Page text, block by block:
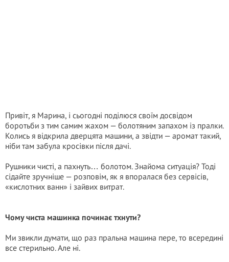
Привіт, я Марина, і сьогодні поділюся своїм досвідом
боротьби з тим самим жахом — болотяним запахом із пралки.
Колись я відкрила дверцята машини, а звідти — аромат такий,
ніби там забула кросівки після дачі.
Рушники чисті, а пахнуть… болотом. Знайома ситуація? Тоді
сідайте зручніше — розповім, як я впоралася без сервісів,
«кислотних ванн» і зайвих витрат.
Чому чиста машинка починає тхнути?
Ми звикли думати, що раз пральна машина пере, то всередині
все стерильно. Але ні.